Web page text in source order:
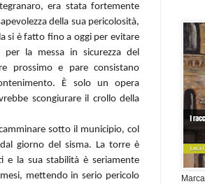
era stata fortemente
della sua pericolosità,
si è fatto fino a oggi per evitare
la messa in sicurezza del
prossimo e pare consistano
È solo un opera
scongiurare il crollo della
sotto il municipio, col
giorno del sisma. La torre è
e la sua stabilità è seriamente
mettendo in serio pericolo
Marca